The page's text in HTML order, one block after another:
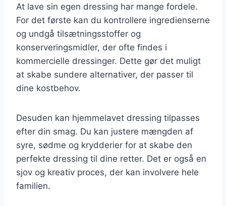
At lave sin egen dressing har mange fordele.
For det første kan du kontrollere ingredienserne
og undgå tilsætningsstoffer og
konserveringsmidler, der ofte findes i
kommercielle dressinger. Dette gør det muligt
at skabe sundere alternativer, der passer til
dine kostbehov.
Desuden kan hjemmelavet dressing tilpasses
efter din smag. Du kan justere mængden af
syre, sødme og krydderier for at skabe den
perfekte dressing til dine retter. Det er også en
sjov og kreativ proces, der kan involvere hele
familien.